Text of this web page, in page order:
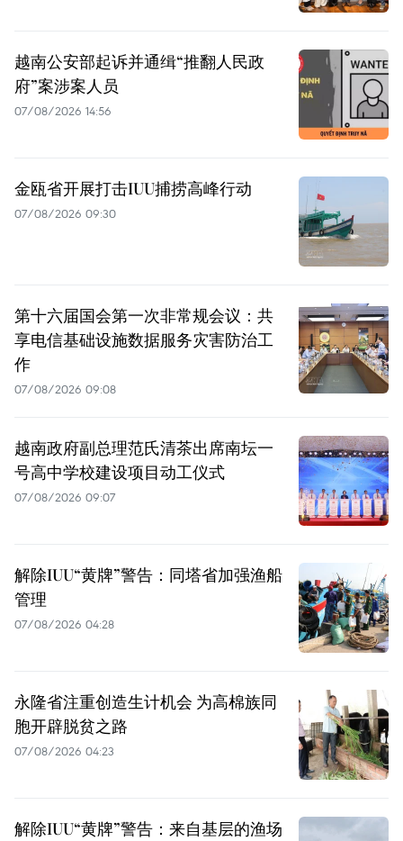
越南公安部起诉并通缉“推翻人民政
府”案涉案人员
07/08/2026 14:56
金瓯省开展打击IUU捕捞高峰行动
07/08/2026 09:30
第十六届国会第一次非常规会议：共
享电信基础设施数据服务灾害防治工
作
07/08/2026 09:08
越南政府副总理范氏清茶出席南坛一
号高中学校建设项目动工仪式
07/08/2026 09:07
解除IUU“黄牌”警告：同塔省加强渔船
管理
07/08/2026 04:28
永隆省注重创造生计机会 为高棉族同
胞开辟脱贫之路
07/08/2026 04:23
解除IUU“黄牌”警告：来自基层的渔场